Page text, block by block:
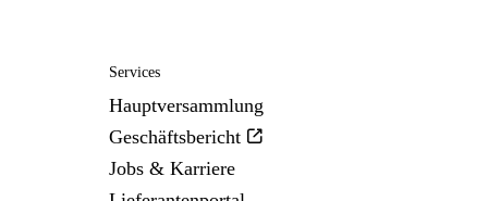
Services
Hauptversammlung
Geschäftsbericht
Jobs & Karriere